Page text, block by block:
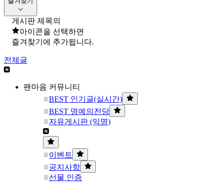
게시판 제목의
아이콘을 선택하면
즐겨찾기에 추가됩니다.
전체글
팬마음 커뮤니티
BEST 인기글(실시간)
BEST 명예의전당
자유게시판 (익명)
이벤트
공지사항
선물 인증